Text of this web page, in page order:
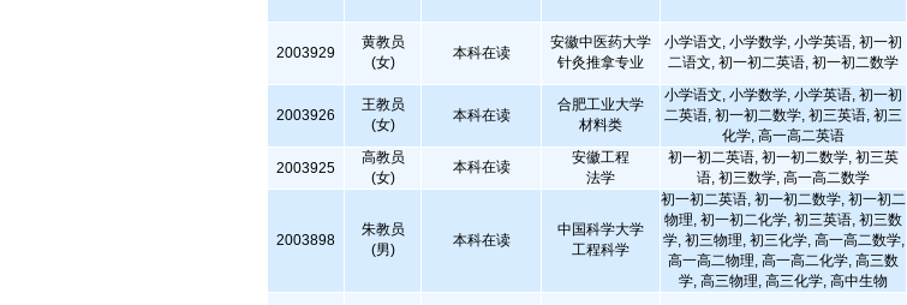
2003929
黄教员
(女)
本科在读
安徽中医药大学
针灸推拿专业
小学语文, 小学数学, 小学英语, 初一初
二语文, 初一初二英语, 初一初二数学
2003926
王教员
(女)
本科在读
合肥工业大学
材料类
小学语文, 小学数学, 小学英语, 初一初
二英语, 初一初二数学, 初三英语, 初三
化学, 高一高二英语
2003925
高教员
(女)
本科在读
安徽工程
法学
初一初二英语, 初一初二数学, 初三英
语, 初三数学, 高一高二数学
2003898
朱教员
(男)
本科在读
中国科学大学
工程科学
初一初二英语, 初一初二数学, 初一初二
物理, 初一初二化学, 初三英语, 初三数
学, 初三物理, 初三化学, 高一高二数学,
高一高二物理, 高一高二化学, 高三数
学, 高三物理, 高三化学, 高中生物